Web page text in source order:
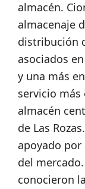
almacén.
almacenaje
distribución
asociados
y una más
servicio
almacén
de Las
apoyado
del
conocieron